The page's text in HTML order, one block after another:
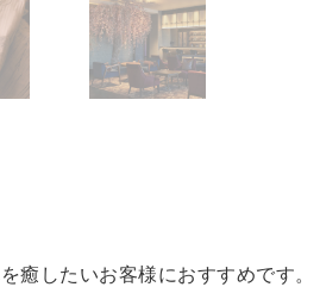
癒したいお客様におすすめです。